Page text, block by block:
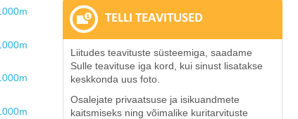
TELLI TEAVITUSED
Liitudes teavituste süsteemiga, saadame
Sulle teavituse iga kord, kui sinust lisatakse
keskkonda uus foto.
Osalejate privaatsuse ja isikuandmete
kaitsmiseks ning võimalike kuritarvituste